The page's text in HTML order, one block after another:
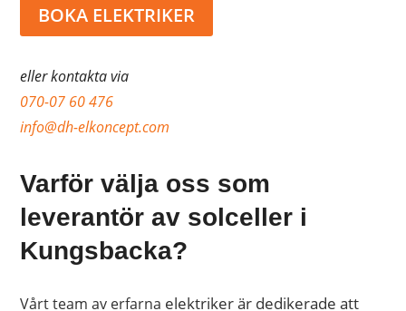
BOKA ELEKTRIKER
eller kontakta via
070-07 60 476
info@dh-elkoncept.com
Varför välja oss som
leverantör av solceller i
Kungsbacka?
Vårt team av erfarna elektrikerär dedikerade att